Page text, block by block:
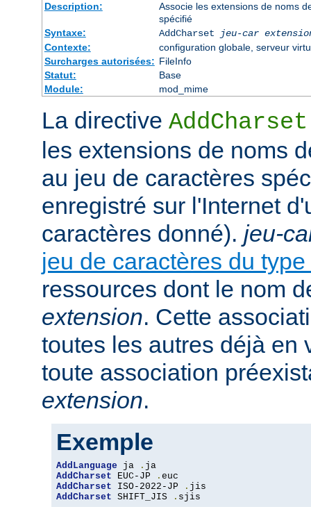
Description:
Associe les extensions de noms
spécifié
Syntaxe:
AddCharset jeu-car
Contexte:
configuration globale, serveur
Surcharges autorisées: FileInfo
Statut:
Base
Module:
mod_mime
La directive AddCharset
les extensions de noms
au jeu de caractères
enregistré sur l'Internet
caractères donné). jeu-
jeu de caractères du
ressources dont le nom
extension. Cette
toutes les autres déjà en
toute association
extension.
Exemple
AddLanguage ja .
AddCharset EUC-JP .
AddCharset ISO-2022-JP .
AddCharset SHIFT_JIS . sjis